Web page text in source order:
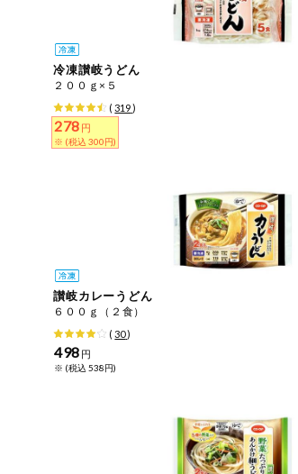
先着限定から探す
人気カテゴリ
食品から探す
毎週自動お届け商品
毎週自動お届け商品を確認する
いつでも注文（毎週企画）
ミールキット
など
麺類
おやつ
飲料
アレルゲン情報
特定原材料と特定原材料に準ずるもの
特定原材料
小麦
あわび
さば
アレルゲン情報は、商品企画時の情報
特定原材料に準ずるものは、お取引先か
冷凍讃岐うどん
２００ｇ×５
(319)
278 円
※ (税込 300円)
讃岐カレーうどん
６００ｇ（２食）
(30)
498 円
※ (税込 538円)